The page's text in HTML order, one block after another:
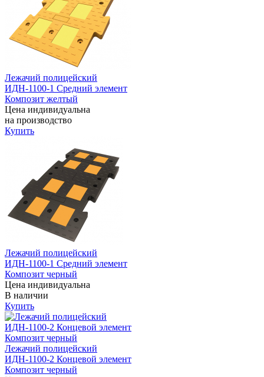
Лежачий полицейский
ИДН-1100-1 Средний элемент
Композит желтый
Цена индивидуальна
на производство
Купить
Лежачий полицейский
ИДН-1100-1 Средний элемент
Композит черный
Цена индивидуальна
В наличии
Купить
Лежачий полицейский
ИДН-1100-2 Концевой элемент
Композит черный